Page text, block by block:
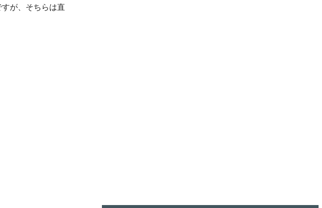
が、そちらは直